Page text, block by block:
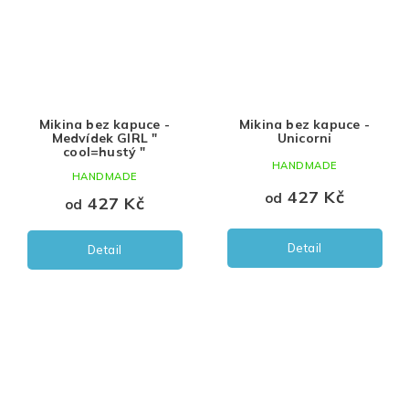
Mikina bez kapuce -
Medvídek GIRL "
cool=hustý "
od 427 Kč
Detail
HANDMADE
Mikina bez kapuce -
Unicorni
od 427 Kč
Detail
HANDMADE